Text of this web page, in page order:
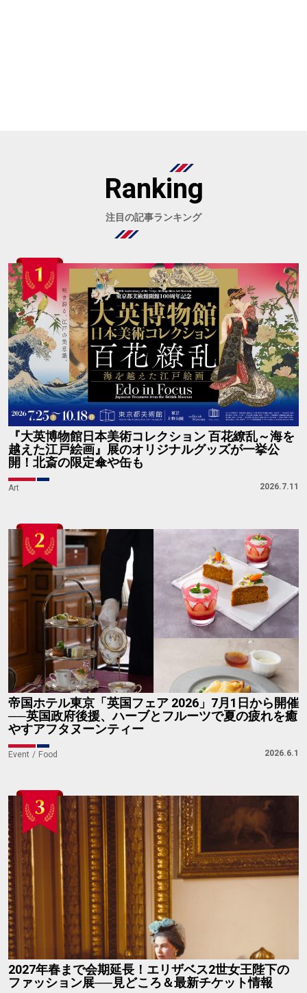
Ranking
注目の記事ランキング
『大英博物館日本美術コレクション 百花繚乱～海を
越えた江戸絵画』展のオリジナルグッズが一挙公
開！北斎の限定傘や缶も
Art 2026.7.11
帝国ホテル東京「英国フェア 2026」7月1日から開催
──英国政府後援、ハーブとフルーツで夏の疲れを癒
やすアフタヌーンティー
Event Food 2026.6.1
2027年春まで会期延長！エリザベス2世女王陛下の
ファッション展──見どころ＆最新チケット情報